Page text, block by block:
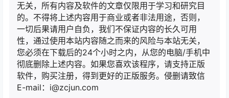
无关，所有内容及软件的文章仅限用于学习和研究目
的。不得将上述内容用于商业或者非法用途，否则，
一切后果请用户自负，我们不保证内容的长久可用
性，通过使用本站内容随之而来的风险与本站无关，
您必须在下载后的24个小时之内，从您的电脑/手机中
彻底删除上述内容。如果您喜欢该程序，请支持正版
软件，购买注册，得到更好的正版服务。侵删请致信
E-mail：i@zcjun.com